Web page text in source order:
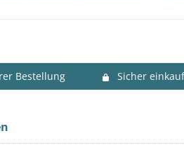
Bestellung Sicher